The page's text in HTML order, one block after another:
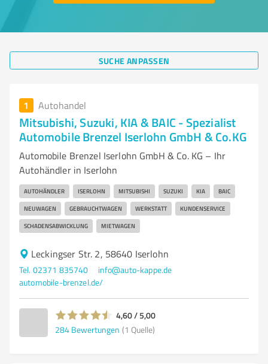
SUCHE ANPASSEN
1 Autohandel
Mitsubishi, Suzuki, KIA & BAIC - Spezialist
Automobile Brenzel Iserlohn GmbH & Co.KG
Automobile Brenzel Iserlohn GmbH & Co. KG – Ihr
Autohändler in Iserlohn
AUTOHÄNDLER ISERLOHN MITSUBISHI SUZUKI KIA BAIC
NEUWAGEN GEBRAUCHTWAGEN WERKSTATT KUNDENSERVICE
SCHADENSABWICKLUNG MIETWAGEN
Leckingser Str. 2, 58640 Iserlohn
Tel. 02371 835740
info@auto-kappe.de
automobile-brenzel.de/
4,60 / 5,00
284 Bewertungen (1 Quelle)